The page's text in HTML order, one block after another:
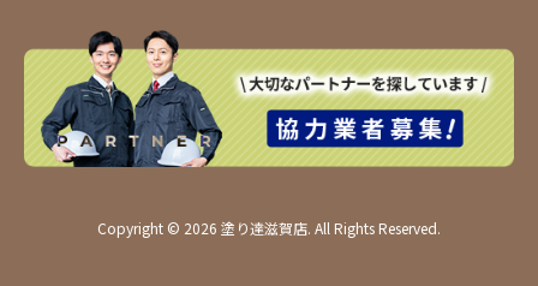
Copyright © 2026 塗り達滋賀店. All Rights Reserved.